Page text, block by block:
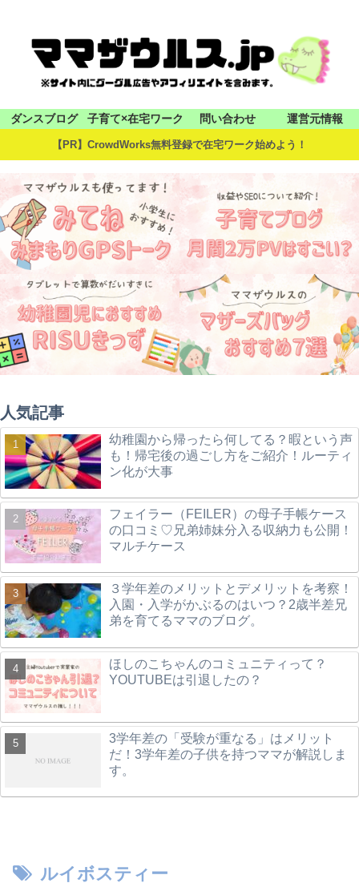
ダンスブログ 子育て×在宅ワーク 問い合わせ 運営元情報
【PR】CrowdWorks無料登録で在宅ワーク始めよう！
人気記事
幼稚園から帰ったら何してる？暇という声
も！帰宅後の過ごし方をご紹介！ルーティ
ン化が大事
フェイラー（FEILER）の母子手帳ケース
の口コミ♡兄弟姉妹分入る収納力も公開！
マルチケース
３学年差のメリットとデメリットを考察！
入園・入学がかぶるのはいつ？2歳半差兄
弟を育てるママのブログ。
ほしのこちゃんのコミュニティって？
YOUTUBEは引退したの？
3学年差の「受験が重なる」はメリット
だ！3学年差の子供を持つママが解説しま
す。
ルイボスティー